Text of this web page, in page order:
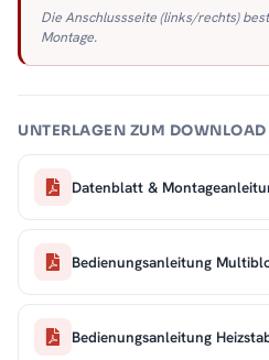
Die Anschlussseite (links/rechts)
Montage.
UNTERLAGEN ZUM DOWNLOAD
Datenblatt &
Bedienungsanleitung
Bedienungsanleitung